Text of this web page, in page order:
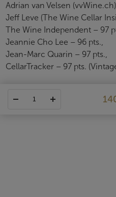
Adrian van Velsen
Jeff Leve (The Wine Cellar
The Wine Independent – 97
Jeannie Cho Lee – 96 pts.,
Jean-Marc Quarin – 97 pts.,
CellarTracker – 97 pts.